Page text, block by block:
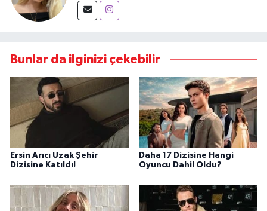
Bunlar da ilginizi çekebilir
Ersin Arıcı Uzak Şehir
Dizisine Katıldı!
Daha 17 Dizisine Hangi
Oyuncu Dahil Oldu?